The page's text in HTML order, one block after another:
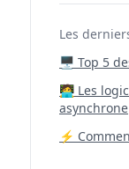
Les
🖥️ Top 5
‍🧑‍💻 Les
asynchrone
⚡